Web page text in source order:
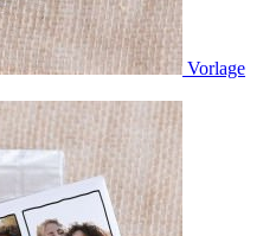
Vorlage